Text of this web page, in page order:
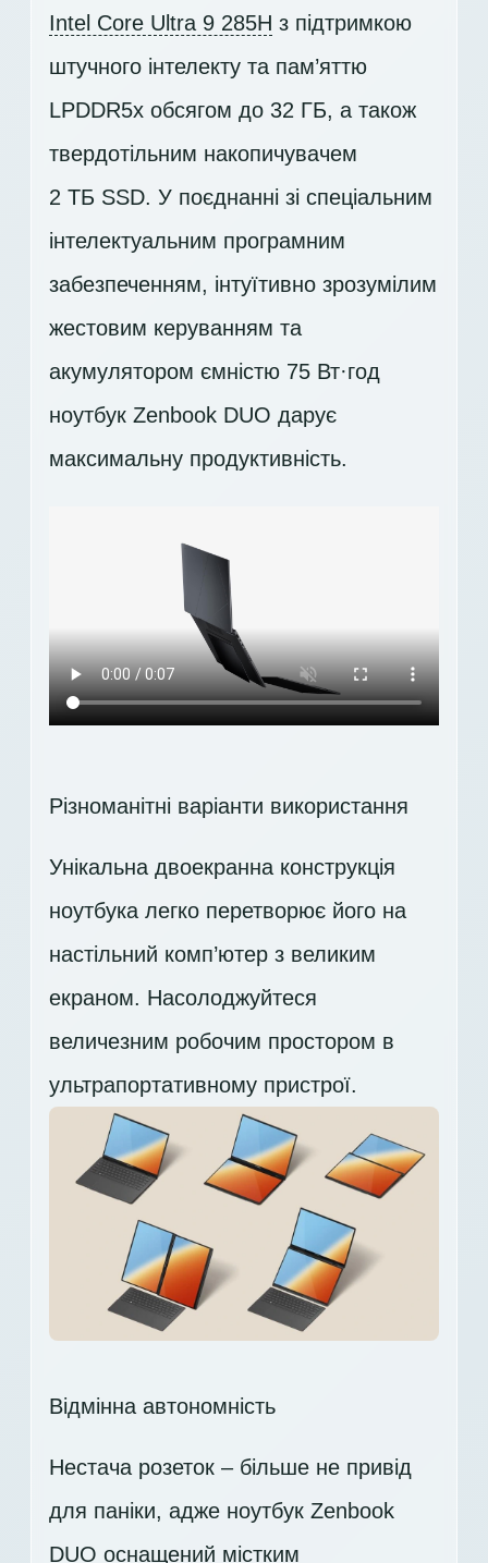
Intel Core Ultra 9 285H з підтримкою
штучного інтелекту та пам’яттю
LPDDR5x обсягом до 32 ГБ, а також
твердотільним накопичувачем
2 ТБ SSD. У поєднанні зі спеціальним
інтелектуальним програмним
забезпеченням, інтуїтивно зрозумілим
жестовим керуванням та
акумулятором ємністю 75 Вт·год
ноутбук Zenbook DUO дарує
максимальну продуктивність.
Різноманітні варіанти використання
Унікальна двоекранна конструкція
ноутбука легко перетворює його на
настільний комп’ютер з великим
екраном. Насолоджуйтеся
величезним робочим простором в
ультрапортативному пристрої.
Відмінна автономність
Нестача розеток – більше не привід
для паніки, адже ноутбук Zenbook
DUO оснащений містким